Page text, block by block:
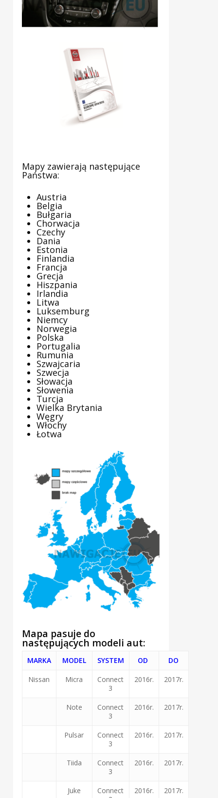
Mapy zawierają następujące
Państwa:
Austria
Belgia
Bułgaria
Chorwacja
Czechy
Dania
Estonia
Finlandia
Francja
Grecja
Hiszpania
Irlandia
Litwa
Luksemburg
Niemcy
Norwegia
Polska
Portugalia
Rumunia
Szwajcaria
Szwecja
Słowacja
Słowenia
Turcja
Wielka Brytania
Węgry
Włochy
Łotwa
Mapa pasuje do
następujących modeli aut:
MARKA MODEL SYSTEM OD DO
Nissan Micra
Connect
3
2016r. 2017r.
Note
Connect
3
2016r. 2017r.
Pulsar
Connect
3
2016r. 2017r.
Tiida
Connect
3
2016r. 2017r.
Juke
Connect
2016r. 2017r.